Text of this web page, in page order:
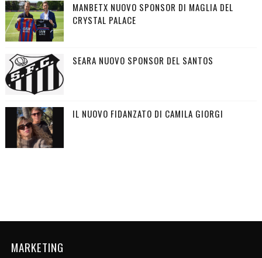
MANBETX NUOVO SPONSOR DI MAGLIA DEL
CRYSTAL PALACE
SEARA NUOVO SPONSOR DEL SANTOS
IL NUOVO FIDANZATO DI CAMILA GIORGI
MARKETING